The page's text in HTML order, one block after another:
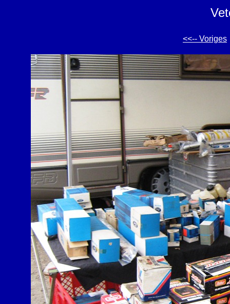
<<-- Voriges